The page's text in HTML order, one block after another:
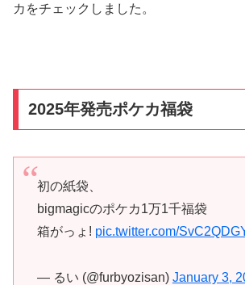
カをチェックしました。
2025年発売ポケカ福袋
初の紙袋、
bigmagicのポケカ1万1千福袋
箱がっょ! pic.twitter.com/
— るい (@furbyozisan) January 3,